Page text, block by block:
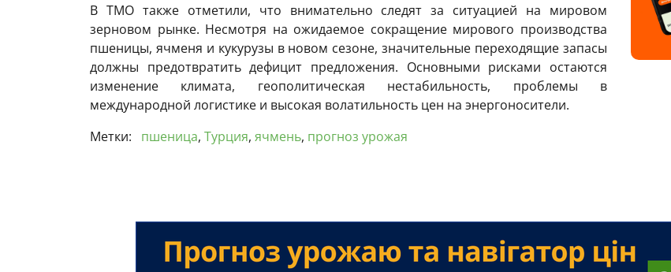
В TMO также отметили, что внимательно следят за ситуацией на мировом
зерновом рынке. Несмотря на ожидаемое сокращение мирового производства
пшеницы, ячменя и кукурузы в новом сезоне, значительные переходящие запасы
должны предотвратить дефицит предложения. Основными рисками остаются
изменение климата, геополитическая нестабильность, проблемы в
международной логистике и высокая волатильность цен на энергоносители.
Метки:
пшеница, Турция, ячмень, прогноз урожая